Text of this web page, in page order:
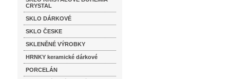
CRYSTAL
SKLO DÁRKOVÉ
SKLO ČESKE
SKLENĚNÉ VÝROBKY
HRNKY keramické dárkové
PORCELÁN